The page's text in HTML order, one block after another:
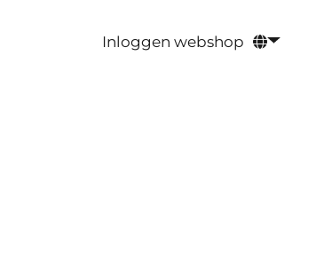
Inloggen webshop